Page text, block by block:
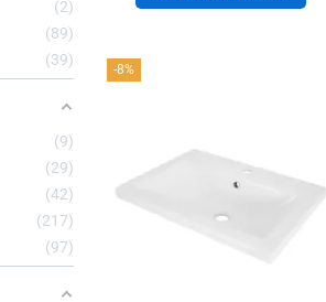
-8%
2
89
39
9
29
42
217
97